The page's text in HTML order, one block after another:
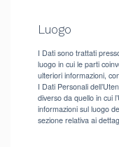
Luogo
I Dati sono trattati
luogo in cui le parti
ulteriori informazioni,
I Dati Personali
diverso da quello in cui
informazioni sul luogo
sezione relativa ai